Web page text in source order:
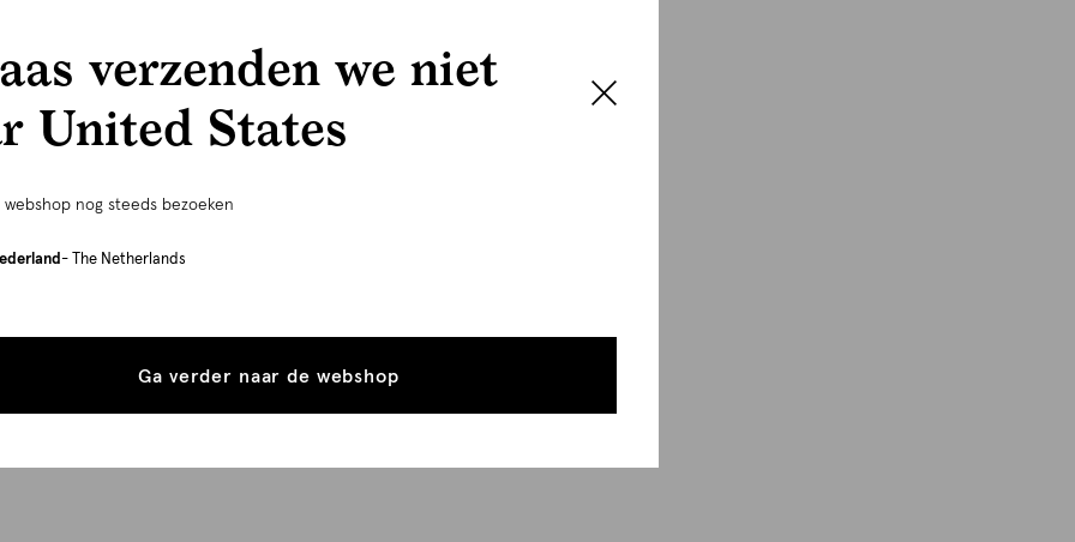
verzenden we niet
United States
nog steeds bezoeken
- The Netherlands
Ga verder naar de webshop